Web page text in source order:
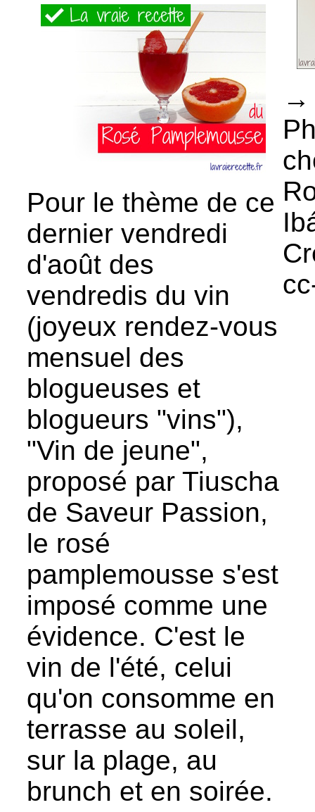
Pour le thème de ce
dernier vendredi
d'août des
vendredis du vin
(joyeux rendez-vous
mensuel des
blogueuses et
blogueurs "vins"),
"Vin de jeune",
proposé par Tiuscha
de Saveur Passion,
le rosé
pamplemousse s'est
imposé comme une
évidence. C'est le
vin de l'été, celui
qu'on consomme en
terrasse au soleil,
sur la plage, au
brunch et en soirée.
→